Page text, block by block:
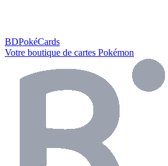
BDPokéCards
Votre boutique de cartes Pokémon